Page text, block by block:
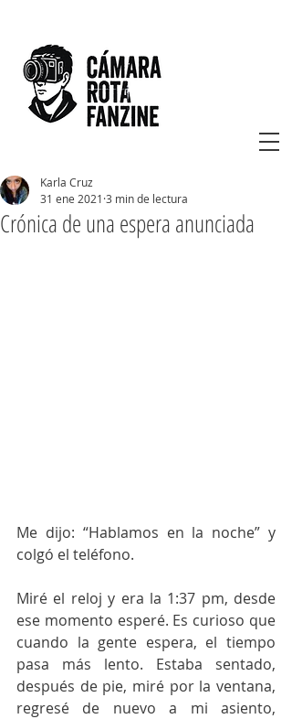
Crónica de una espera anunciada
Karla Cruz
31 ene 2021 3 min de lectura
Me dijo: “Hablamos en la noche” y
colgó el teléfono.
Miré el reloj y era la 1:37 pm, desde
ese momento esperé. Es curioso que
cuando la gente espera, el tiempo
pasa más lento. Estaba sentado,
después de pie, miré por la ventana,
regresé de nuevo a mi asiento,